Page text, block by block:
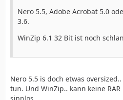
Nero 5.5, Adobe Acrobat 5.0
3.6.
WinZip 6.1 32 Bit ist noch
Nero 5.5 is doch etwas
tun. Und WinZip.. kann keine